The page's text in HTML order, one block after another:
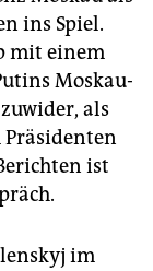
ins Spiel.
mit einem
Moskau-
als
ist
im